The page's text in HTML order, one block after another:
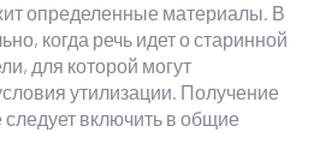
определенные материалы. В
когда речь идет о старинной
для которой могут
утилизации. Получение
включить в общие